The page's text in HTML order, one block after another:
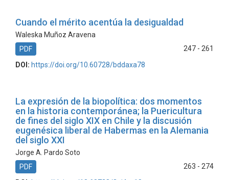
Cuando el mérito acentúa la desigualdad
Waleska Muñoz Aravena
247 - 261
PDF
DOI: https://doi.org/10.60728/bddaxa78
La expresión de la biopolítica: dos momentos
en la historia contemporánea; la Puericultura
de fines del siglo XIX en Chile y la discusión
eugenésica liberal de Habermas en la Alemania
del siglo XXI
Jorge A. Pardo Soto
263 - 274
PDF